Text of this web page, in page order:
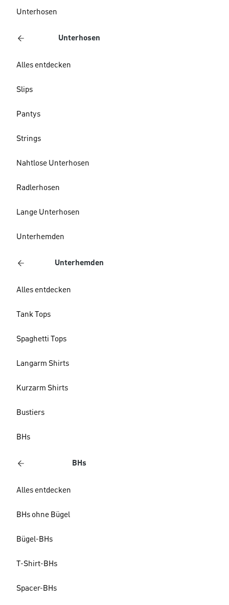
Unterhosen
Unterhosen
Alles entdecken
Slips
Pantys
Strings
Nahtlose Unterhosen
Radlerhosen
Lange Unterhosen
Unterhemden
Unterhemden
Alles entdecken
Tank Tops
Spaghetti Tops
Langarm Shirts
Kurzarm Shirts
Bustiers
BHs
BHs
Alles entdecken
BHs ohne Bügel
Bügel-BHs
T-Shirt-BHs
Spacer-BHs